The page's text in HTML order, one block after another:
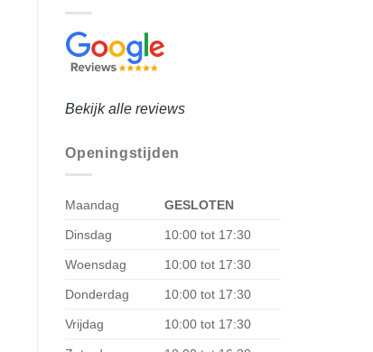
Bekijk alle reviews
Openingstijden
Maandag GESLOTEN
Dinsdag 10:00 tot 17:30
Woensdag 10:00 tot 17:30
Donderdag 10:00 tot 17:30
Vrijdag 10:00 tot 17:30